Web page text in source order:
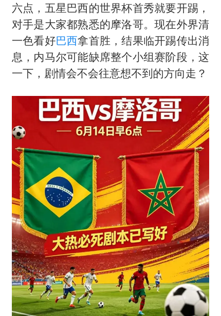
法国下周开始禁止未经同意的电话营销
村民谈“梅姨”：叫的其实是“媒姨”
“深圳地面沉降致车辆损坏”不实
外交部发言人就广岛核爆81周年等答记者问
多地要求领导干部带头休假
80后女柜员逆袭成4200亿银行副行长
奋进开新局 实干挑大梁
六点，五星巴西的世界杯首秀就要开踢，
对手是大家都熟悉的摩洛哥。现在外界清
一色看好巴西拿首胜，结果临开踢传出消
息，内马尔可能缺席整个小组赛阶段，这
一下，剧情会不会往意想不到的方向走？